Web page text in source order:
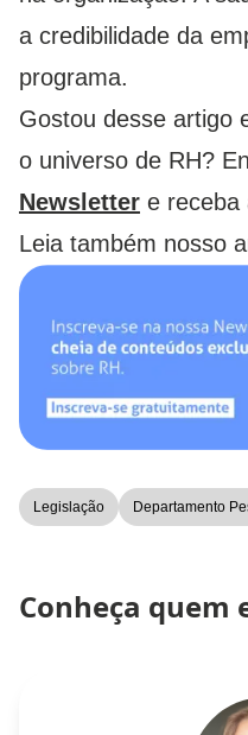
a credibilidade da
programa.
Gostou desse artigo
o universo de RH?
Newsletter e receba
Leia também nosso
Legislação Departamento
Conheça quem